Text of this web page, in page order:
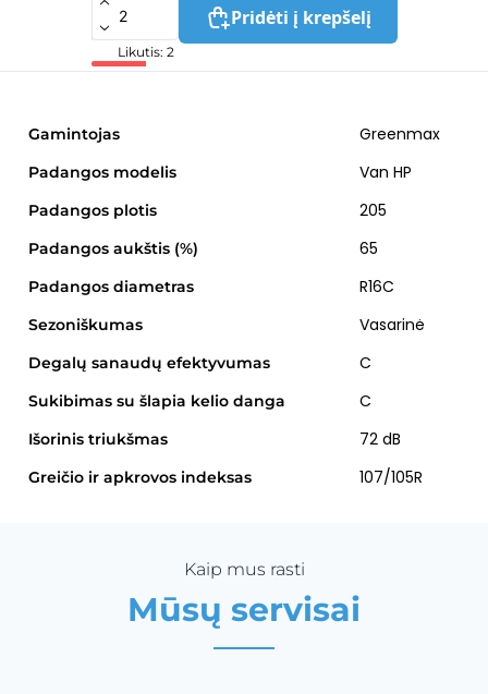
Pridėti į krepšelį
Likutis: 2
Gamintojas Greenmax
Padangos modelis Van HP
Padangos plotis 205
Padangos aukštis (%) 65
Padangos diametras R16C
Sezoniškumas Vasarinė
Degalų sanaudų efektyvumas C
Sukibimas su šlapia kelio danga C
Išorinis triukšmas 72 dB
Greičio ir apkrovos indeksas 107/105R
Kaip mus rasti
Mūsų servisai